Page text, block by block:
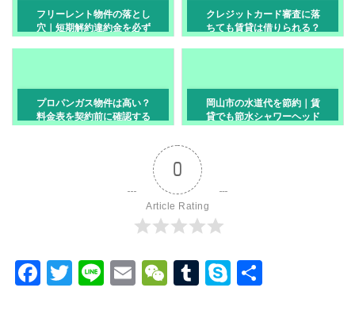
フリーレント物件の落とし
穴｜短期解約違約金を必ず
クレジットカード審査に落
ちても賃貸は借りられる？
プロパンガス物件は高い？
料金表を契約前に確認する
岡山市の水道代を節約｜賃
貸でも節水シャワーヘッド
0
Article Rating
F
T
Li
E
W
T
S